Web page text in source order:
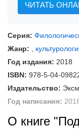
ЧИТАТЬ
Серия:
Жанр: ,
Год издания: 2018
ISBN: 978-5-04-
Издательство:
Год написания:
О книге